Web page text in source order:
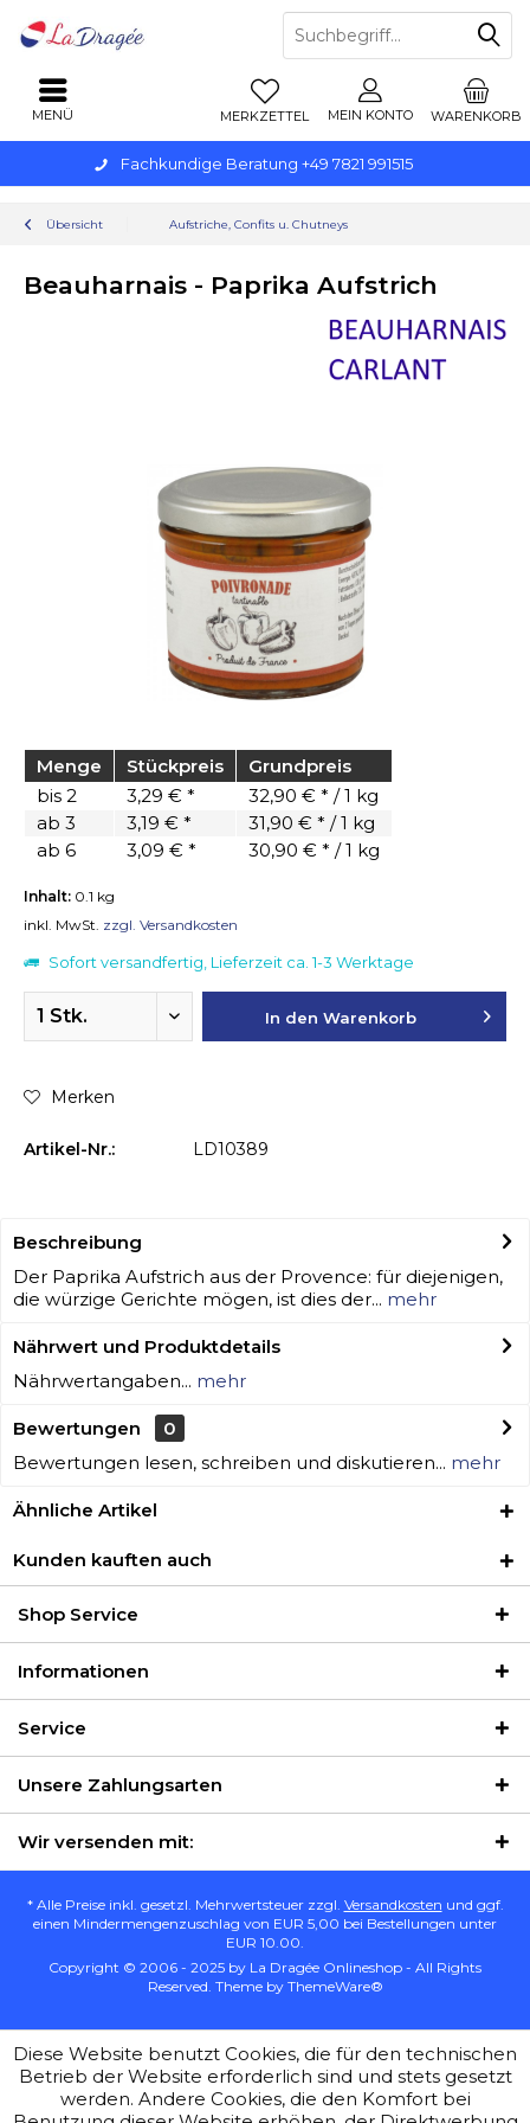
Fachkundige Beratung +49 7821 991515
WARENKORB
MERKZETTEL MEIN KONTO
MENÜ
Übersicht Aufstriche, Confits u. Chutneys
Beauharnais - Paprika Aufstrich
Menge Stückpreis
Grundpreis
bis 2 3,29 € *
32,90 € * / 1 kg
ab 3 3,19 € *
31,90 € * / 1 kg
ab 6 3,09 € * 30,90 € * / 1 kg
Inhalt: 0.1 kg
inkl. MwSt. zzgl. Versandkosten
Sofort versandfertig, Lieferzeit ca. 1-3 Werktage
In den Warenkorb
Merken
Artikel-Nr.: LD10389
Beschreibung
Der Paprika Aufstrich aus der Provence: für diejenigen,
die würzige Gerichte mögen, ist dies der... mehr
Nährwert und Produktdetails
Nährwertangaben... mehr
Bewertungen
0
Bewertungen lesen, schreiben und diskutieren... mehr
Ähnliche Artikel
Kunden kauften auch
Shop Service
Informationen
Service
Unsere Zahlungsarten
Wir versenden mit:
* Alle Preise inkl. gesetzl. Mehrwertsteuer zzgl. Versandkosten und ggf.
einen Mindermengenzuschlag von EUR 5,00 bei Bestellungen unter
EUR 10.00.
Copyright © 2006 - 2025 by La Dragée Onlineshop - All Rights
Reserved. Theme by ThemeWare®
Diese Website benutzt Cookies, die für den technischen
Betrieb der Website erforderlich sind und stets gesetzt
werden. Andere Cookies, die den Komfort bei